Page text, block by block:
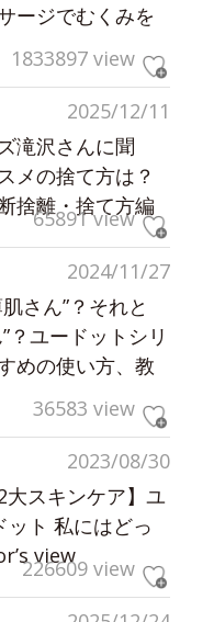
ージでむくみを
1833897 view
2025/12/11
滝沢さんに聞
メの捨て方は？
捨離・捨て方編
65891 view
2024/11/27
さん”？それと
？ユードットシリ
めの使い方、教
36583 view
2023/08/30
大スキンケア】ユ
ト 私にはどっ
view
226609 view